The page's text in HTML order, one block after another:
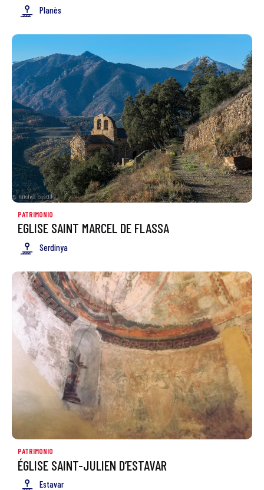
Planès
PATRIMONIO
EGLISE SAINT MARCEL DE FLASSA
Serdinya
PATRIMONIO
ÉGLISE SAINT-JULIEN D’ESTAVAR
Estavar